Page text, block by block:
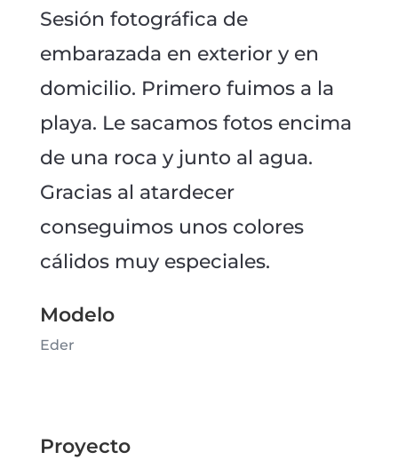
Sesión fotográfica de
embarazada en exterior y en
domicilio. Primero fuimos a la
playa. Le sacamos fotos encima
de una roca y junto al agua.
Gracias al atardecer
conseguimos unos colores
cálidos muy especiales.
Modelo
Eder
Proyecto